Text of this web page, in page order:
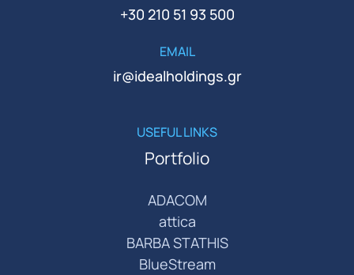
+30 210 51 93 500
EMAIL
ir@idealholdings.gr
USEFUL LINKS
Portfolio
ADACOM
attica
BARBA STATHIS
BlueStream